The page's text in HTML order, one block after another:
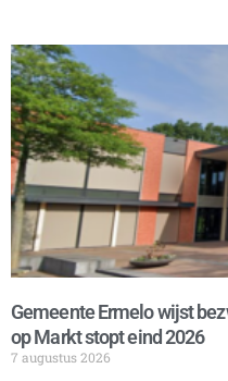
Gemeente Ermelo wijst
op Markt stopt eind 2026
7 augustus 2026